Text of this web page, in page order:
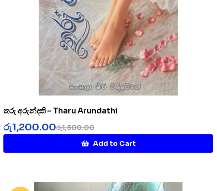
තරු අරුන්දති – Tharu Arundathi
රු1,500.00
රු1,200.00
Add to Cart